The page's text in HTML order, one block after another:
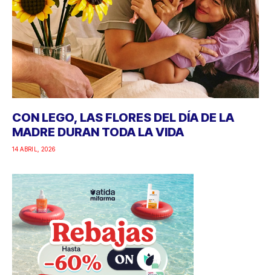
CON LEGO, LAS FLORES DEL DÍA DE LA
MADRE DURAN TODA LA VIDA
14 ABRIL, 2026